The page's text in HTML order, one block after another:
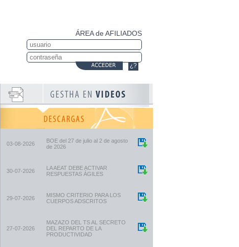
ÁREA de AFILIADOS
¿?
03-08-2026
BOE del 27 de julio al 2 de agosto
de 2026
30-07-2026
LA AEAT DEBE ACTIVAR
RESPUESTAS ÁGILES
29-07-2026
MISMO CRITERIO PARA LOS
CUERPOS ADSCRITOS
27-07-2026
MAZAZO DEL TS AL SECRETO
DEL REPARTO DE LA
PRODUCTIVIDAD